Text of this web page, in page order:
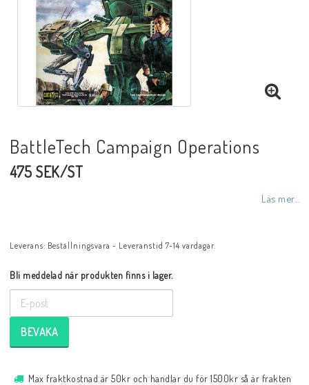
BattleTech Campaign Operations
475 SEK/ST
Läs mer...
Leverans: Beställningsvara - Leveranstid 7-14 vardagar.
Bli meddelad när produkten finns i lager.
BEVAKA
Max fraktkostnad är 50kr och handlar du för 1500kr så är frakten